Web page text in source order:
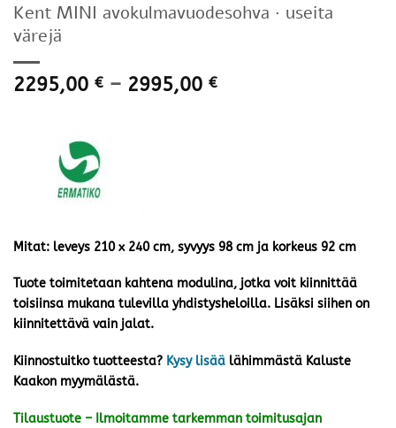
Kent MINI avokulmavuodesohva · useita
värejä
2295,00 € – 2995,00 €Hintaluokka:
Mitat: leveys 210 x 240 cm, syvyys 98 cm ja korkeus 92 cm
Tuote toimitetaan kahtena modulina, jotka voit kiinnittää
toisiinsa mukana tulevilla yhdistysheloilla. Lisäksi siihen on
kiinnitettävä vain jalat.
Kiinnostuitko tuotteesta? Kysy lisää lähimmästä Kaluste
Kaakon myymälästä.
Tilaustuote – Ilmoitamme tarkemman toimitusajan